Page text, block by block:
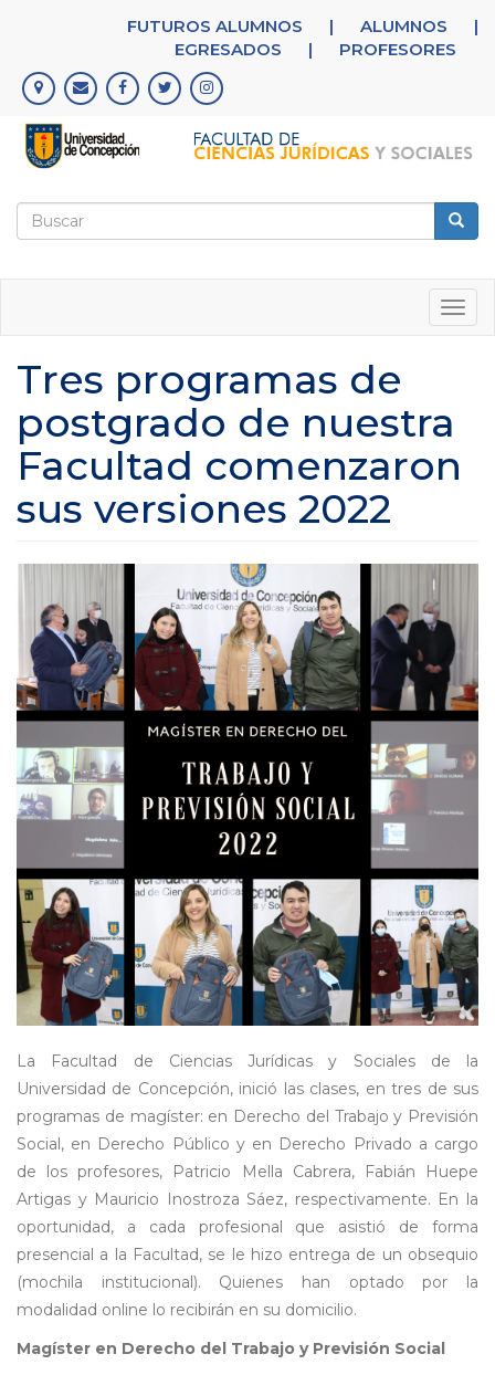
principal
FUTUROS ALUMNOS | ALUMNOS
|
EGRESADOS
| PROFESORES
Formulario
Tres programas de
postgrado de nuestra
Facultad comenzaron
sus versiones 2022
La Facultad de Ciencias Jurídicas y Sociales de la
Universidad de Concepción, inició las clases, en tres de sus
programas de magíster: en Derecho del Trabajo y Previsión
Social, en Derecho Público y en Derecho Privado a cargo
de los profesores, Patricio Mella Cabrera, Fabián Huepe
Artigas y Mauricio Inostroza Sáez, respectivamente. En la
oportunidad, a cada profesional que asistió de forma
presencial a la Facultad, se le hizo entrega de un obsequio
(mochila institucional). Quienes han optado por la
modalidad online lo recibirán en su domicilio.
Magíster en Derecho del Trabajo y Previsión Social